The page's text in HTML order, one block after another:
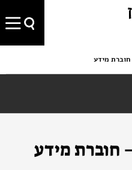
מידע
חוברת מידע